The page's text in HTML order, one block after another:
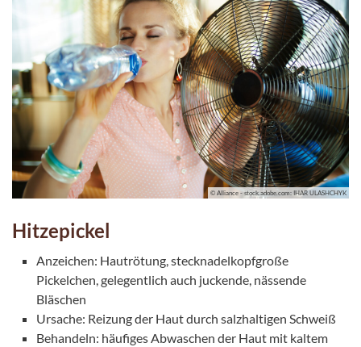
© Alliance - stock.adobe.com: IHAR ULASHCHYK
Hitzepickel
Anzeichen: Hautrötung, stecknadelkopfgroße
Pickelchen, gelegentlich auch juckende, nässende
Bläschen
Ursache: Reizung der Haut durch salzhaltigen Schweiß
Behandeln: häufiges Abwaschen der Haut mit kaltem